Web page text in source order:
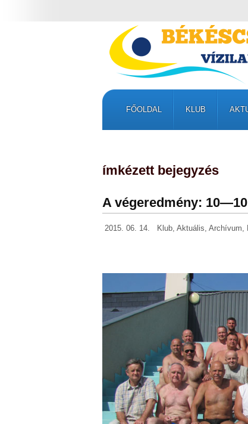
FŐOLDAL KLUB
ímkézett bejegyzés
A végeredmény:
2015. 06. 14. Klub, Aktuális, Archívum,